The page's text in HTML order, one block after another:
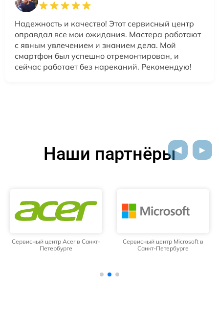
Надежность и качество! Этот сервисный центр
оправдал все мои ожидания. Мастера работают
с явным увлечением и знанием дела. Мой
смартфон был успешно отремонтирован, и
сейчас работает без нареканий. Рекомендую!
Наши партнёры
Сервисный центр Acer в Санкт-
Петербурге
Сервисный центр Microsoft в
Санкт-Петербурге